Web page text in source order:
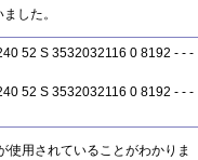
した。
52 S 3532032116 0 8192 - - -
52 S 3532032116 0 8192 - - -
用されていることがわかりま